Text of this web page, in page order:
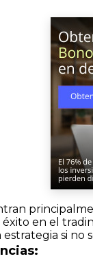
en el
si no